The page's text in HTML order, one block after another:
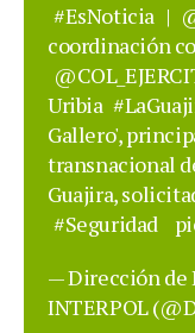
#EsNoticia |
coordinación
Uribia
Gallero',
transnacional
Guajira,
#Seguridad
— Dirección de
INTERPOL